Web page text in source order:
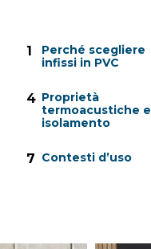
1
Perché scegliere
infissi in PVC
4 Proprietà
termoacustiche e
isolamento
7 Contesti d’uso